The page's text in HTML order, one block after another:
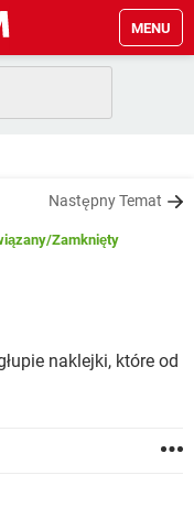
MENU
Następny Temat
/Zamknięty
naklejki, które od